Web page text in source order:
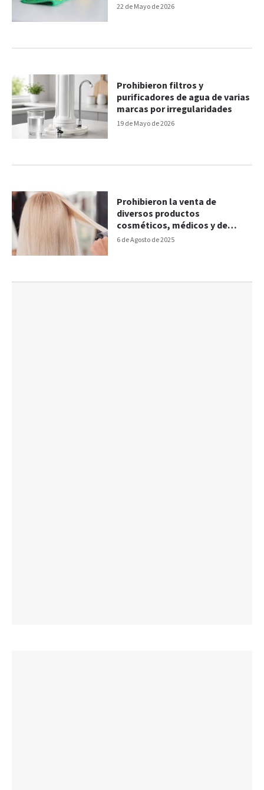
22 de Mayo de 2026
19 de Mayo de 2026
Prohibieron filtros y
purificadores de agua de varias
marcas por irregularidades
6 de Agosto de 2025
Prohibieron la venta de
diversos productos
cosméticos, médicos y de
limpieza